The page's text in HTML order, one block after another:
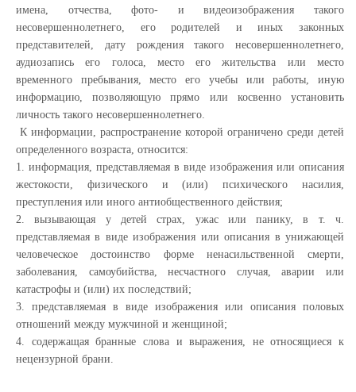
имена, отчества, фото- и видеоизображения такого
несовершеннолетнего, его родителей и иных законных
представителей, дату рождения такого несовершеннолетнего,
аудиозапись его голоса, место его жительства или место
временного пребывания, место его учебы или работы, иную
информацию, позволяющую прямо или косвенно установить
личность такого несовершеннолетнего.
К информации, распространение которой ограничено среди детей
определенного возраста, относится:
1. информация, представляемая в виде изображения или описания
жестокости, физического и (или) психического насилия,
преступления или иного антиобщественного действия;
2. вызывающая у детей страх, ужас или панику, в т. ч.
представляемая в виде изображения или описания в унижающей
человеческое достоинство форме ненасильственной смерти,
заболевания, самоубийства, несчастного случая, аварии или
катастрофы и (или) их последствий;
3. представляемая в виде изображения или описания половых
отношений между мужчиной и женщиной;
4. содержащая бранные слова и выражения, не относящиеся к
нецензурной брани.